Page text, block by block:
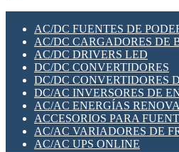
SWITCH Y MICROSWITCH
TARJETAS PI
UNIÓN Y DERIVACIÓN DE
PLACAS MODULARES IOT
SWITCHES Y REDES WIFI
SOLUCIONES IOT
SOLUCIONES LORAWAN
SOLUCIONES RED
SEGURIDAD PARA REDES
SWITCHES LAN
TELEFONÍA IP (VOIP)
VIGILANCIA IP (CCTV)
MESHTASTIC
AC/DC FUENTES DE
AC/DC CARGADORES DE
AC/DC DRIVERS LED
DC/DC CONVERTIDORES
DC/DC CONVERTIDORES
DC/AC INVERSORES DE
AC/AC ENERGÍAS
ACCESORIOS PARA
AC/AC VARIADORES DE
AC/AC UPS ONLINE